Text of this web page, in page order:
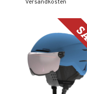
Versandkosten